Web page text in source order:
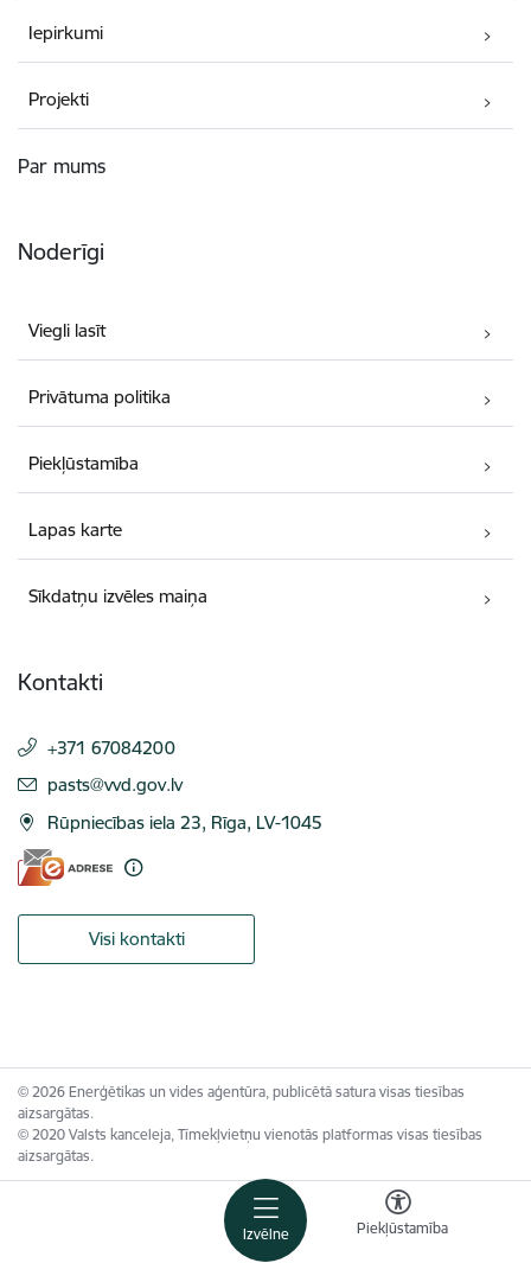
Izvēlne Piekļūstamība
Iepirkumi
Projekti
Par mums
Noderīgi
Viegli lasīt
Privātuma politika
Piekļūstamība
Lapas karte
Sīkdatņu izvēles maiņa
Kontakti
+371 67084200
E-pasts:
pasts@vvd.gov.lv
Rūpniecības iela 23, Rīga, LV-1045
Visi kontakti
© 2026 Enerģētikas un vides aģentūra, publicētā satura visas tiesības
aizsargātas.
© 2020 Valsts kanceleja, Tīmekļvietņu vienotās platformas visas tiesības
aizsargātas.